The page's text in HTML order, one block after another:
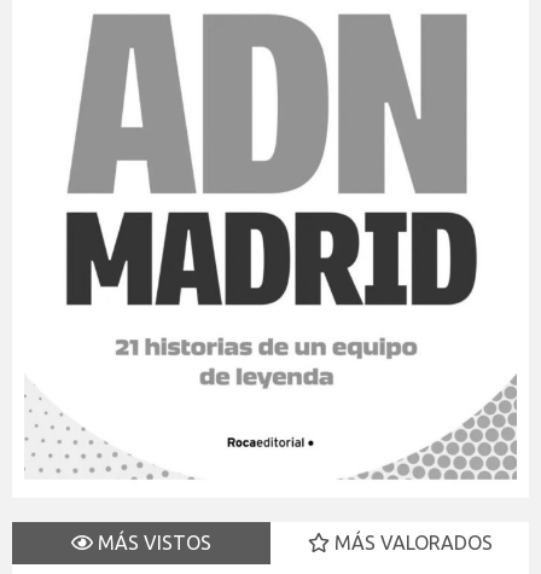
MÁS VISTOS
MÁS VALORADOS